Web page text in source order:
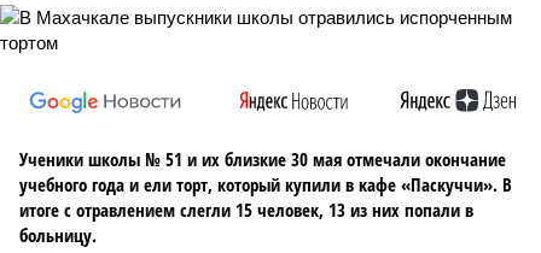
Ученики школы № 51 и их близкие 30 мая отмечали окончание
учебного года и ели торт, который купили в кафе «Паскуччи». В
итоге с отравлением слегли 15 человек, 13 из них попали в
больницу.